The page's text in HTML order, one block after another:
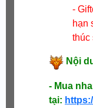
-
hạn
thúc
Nội
- Mua
tại: